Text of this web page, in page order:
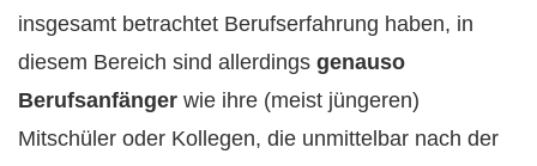
insgesamt betrachtet Berufserfahrung haben, in
diesem Bereich sind allerdings genauso
Berufsanfänger wie ihre (meist jüngeren)
Mitschüler oder Kollegen, die unmittelbar nach der